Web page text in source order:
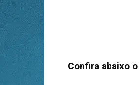
Confira abaixo